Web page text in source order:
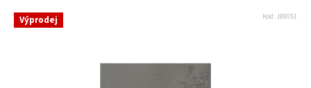
Výprodej Kód: J88051